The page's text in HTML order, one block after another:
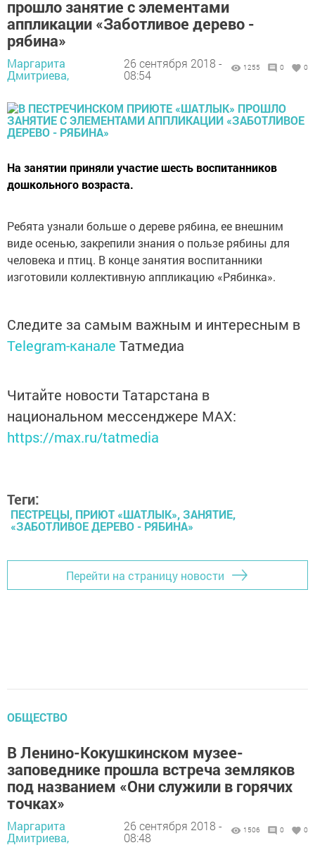
прошло занятие с элементами
аппликации «Заботливое дерево -
рябина»
Маргарита
Дмитриева,
26 сентября 2018 -
08:54
1255 0 0
На занятии приняли участие шесть воспитанников
дошкольного возраста.
Ребята узнали больше о дереве рябина, ее внешним
виде осенью, закрепили знания о пользе рябины для
человека и птиц. В конце занятия воспитанники
изготовили коллективную аппликацию «Рябинка».
Следите за самым важным и интересным в
Telegram-канале Татмедиа
Читайте новости Татарстана в
национальном мессенджере MАХ:
https://max.ru/tatmedia
Теги:
ПЕСТРЕЦЫ, ПРИЮТ «ШАТЛЫК», ЗАНЯТИЕ,
«ЗАБОТЛИВОЕ ДЕРЕВО - РЯБИНА»
Перейти на страницу новости
ОБЩЕСТВО
В Ленино-Кокушкинском музее-
заповеднике прошла встреча земляков
под названием «Они служили в горячих
точках»
Маргарита
Дмитриева,
26 сентября 2018 -
08:48
1506 0 0